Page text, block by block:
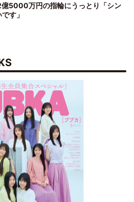
5000万円の指輪にうっとり「シン
す」